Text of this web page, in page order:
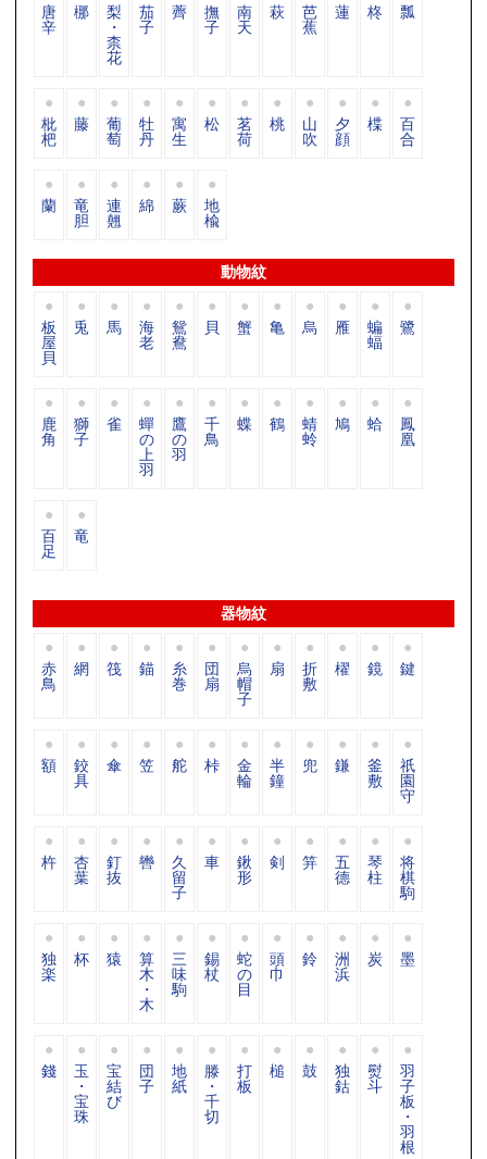
唐
辛
梛 梨
・
柰
花
茄
子
薺 撫
子
南
天
萩 芭
蕉
蓮 柊 瓢
枇
杷
藤 葡
萄
牡
丹
寓
生
松 茗
荷
桃 山
吹
夕
顔
楪 百
合
蘭 竜
胆
連
翹
綿 蕨 地
楡
動物紋
板
屋
貝
兎 馬 海
老
鴛
鴦
貝 蟹 亀 烏 雁 蝙
蝠
鷺
鹿
角
獅
子
雀 蟬
の
上
羽
鷹
の
羽
千
鳥
蝶 鶴 蜻
蛉
鳩 蛤 鳳
凰
百
足
竜
器物紋
赤
鳥
網 筏 錨 糸
巻
団
扇
烏
帽
子
扇 折
敷
櫂 鏡 鍵
額 鉸
具
傘 笠 舵 桛 金
輪
半
鐘
兜 鎌 釜
敷
祇
園
守
杵 杏
葉
釘
抜
轡 久
留
子
車 鍬
形
剣 笄 五
德
琴
柱
将
棋
駒
独
楽
杯 猿 算
木
・
木
三
味
駒
錫
杖
蛇
の
目
頭
巾
鈴 洲
浜
炭 墨
錢 玉
・
宝
珠
宝
結
び
団
子
地
紙
滕
・
千
切
打
板
槌 鼓 独
鈷
熨
斗
羽
子
板
・
羽
根